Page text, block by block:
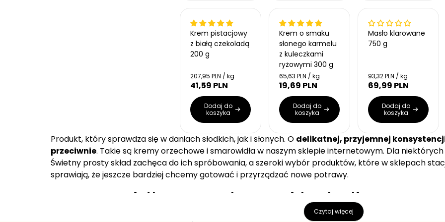
o
t
k
o
w
a
g
u
a
r
n
o
t
k
o
w
a
g
u
a
r
n
a
o
t
k
o
w
g
u
a
r
Krem pistacjowy
z białą czekoladą
200 g
C
e
a
j
e
n
o
t
k
w
207,95 PLN / kg
C
n
a
e
g
u
l
r
41,59 PLN
Dodaj do
koszyka
Krem o smaku
słonego karmelu
z kuleczkami
ryżowymi 300 g
C
e
a
j
e
n
o
t
k
w
65,63 PLN / kg
C
n
a
e
g
u
l
r
19,69 PLN
Dodaj do
koszyka
Nowość
Masło klarowane
750 g
C
e
a
j
e
n
o
t
k
93,32 PLN / kg
C
n
a
e
g
u
l
69,99 PLN
Dodaj do
koszyka
Produkt, który sprawdza się w daniach słodkich, jak i słonych. O delikatnej, przyjemnej
przeciwnie. Takie są kremy orzechowe i smarowidła w naszym sklepie internetowym. Dla
Świetny prosty skład zachęca do ich spróbowania, a szeroki wybór produktów, które w sklepach
sprawiają, że jeszcze bardziej chcemy gotować i przyrządzać nowe potrawy.
Smarowidła orzechowe i bakaliowe -
Czytaj więcej